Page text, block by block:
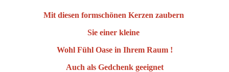
Mit diesen formschönen Kerzen zaubern
Sie einer kleine
Wohl Fühl Oase in Ihrem Raum !
Auch als Gedchenk geeignet